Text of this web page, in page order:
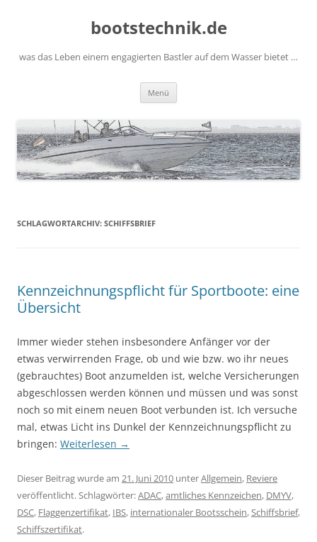
bootstechnik.de
was das Leben einem engagierten Bastler auf dem Wasser bietet …
Menü
SCHLAGWORTARCHIV: SCHIFFSBRIEF
Kennzeichnungspflicht für Sportboote: eine
Übersicht
Immer wieder stehen insbesondere Anfänger vor der
etwas verwirrenden Frage, ob und wie bzw. wo ihr neues
(gebrauchtes) Boot anzumelden ist, welche Versicherungen
abgeschlossen werden können und müssen und was sonst
noch so mit einem neuen Boot verbunden ist. Ich versuche
mal, etwas Licht ins Dunkel der Kennzeichnungspflicht zu
bringen: Weiterlesen →
Dieser Beitrag wurde am 21. Juni 2010 unterAllgemein, Reviere
veröffentlicht. Schlagwörter:ADAC,amtliches Kennzeichen, DMYV,
DSC, Flaggenzertifikat, IBS, internationaler Bootsschein,Schiffsbrief,
Schiffszertifikat.